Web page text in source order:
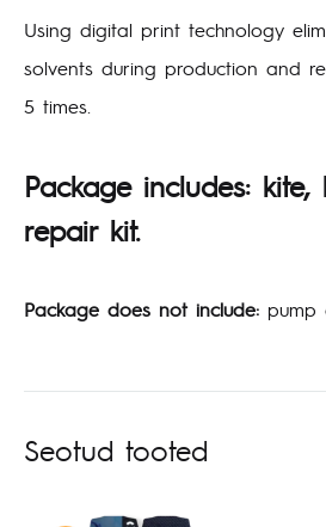
Using digital print technology
solvents during production and
5 times.
Package includes: kite,
repair kit.
Package does not include: pump
Seotud tooted